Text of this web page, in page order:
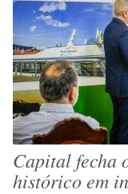
Capital fecha
histórico em